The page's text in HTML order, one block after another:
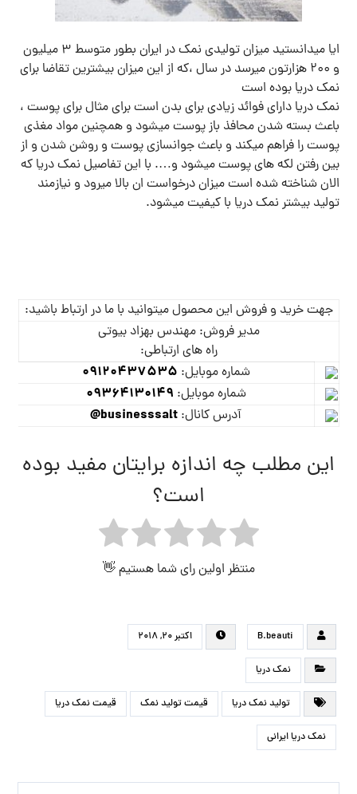
ایا میدانستید میزان تولیدی نمک در ایران بطور متوسط 3 میلیون
و 200 هزارتون میرسد در سال ،که از این میزان بیشترین تقاضا برای
نمک دریا بوده است
نمک دریا دارای فوائد زیادی برای بدن است برای مثال برای پوست ،
باعث بسته شدن محافذ باز پوست میشود و همچنین مواد مغذی
پوست را فراهم میکند و باعث جوانسازی پوست و روشن شدن و از
بین رفتن لکه های پوست میشود و…. با این تفاصیل نمک دریا که
الان شناخته شده است میزان درخواست ان بالا میرود و نیازمند
تولید بیشتر نمک دریا با کیفیت میشود.
جهت خرید و فروش این محصول میتوانید با ما در ارتباط باشید:
مدیر فروش: مهندس بهزاد بیوتی
راه های ارتباطی:
شماره موبایل: 09120437535
شماره موبایل: 09364130149
آدرس کانال: businesssalt@
این مطلب چه اندازه برایتان مفید بوده
است؟
منتظر اولین رای شما هستیم 👋
B.beauti اکتبر ۲۰, ۲۰۱۸
نمک دریا
تولید نمک دریا قیمت تولید نمک قیمت نمک دریا
نمک دریا ایرانی